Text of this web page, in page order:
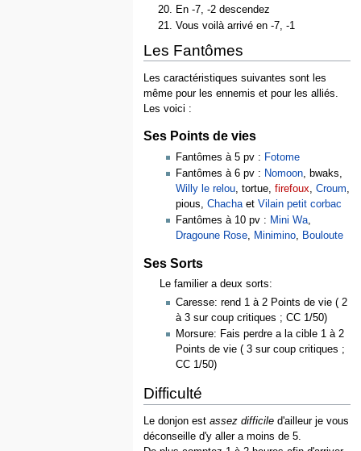
En -7, -2 descendez
Vous voilà arrivé en -7, -1
Les Fantômes
Les caractéristiques suivantes sont les
même pour les ennemis et pour les alliés.
Les voici :
Ses Points de vies
Fantômes à 5 pv : Fotome
Fantômes à 6 pv : Nomoon, bwaks,
Willy le relou, tortue,firefoux,Croum,
pious,ChachaetVilain petit corbac
Fantômes à 10 pv : Mini Wa,
Dragoune Rose, Minimino, Bouloute
Ses Sorts
Le familier a deux sorts:
Caresse: rend 1 à 2 Points de vie ( 2
à 3 sur coup critiques ; CC 1/50)
Morsure: Fais perdre a la cible 1 à 2
Points de vie ( 3 sur coup critiques ;
CC 1/50)
Difficulté
Le donjon est assez difficiled'ailleur je vous
déconseille d'y aller a moins de 5.